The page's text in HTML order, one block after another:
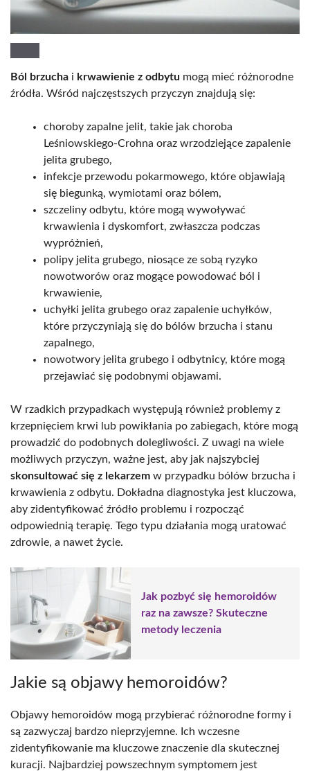
Ból brzucha i krwawienie z odbytu mogą mieć różnorodne
źródła. Wśród najczęstszych przyczyn znajdują się:
choroby zapalne jelit, takie jak choroba
Leśniowskiego-Crohna oraz wrzodziejące zapalenie
jelita grubego,
infekcje przewodu pokarmowego, które objawiają
się biegunką, wymiotami oraz bólem,
szczeliny odbytu, które mogą wywoływać
krwawienia i dyskomfort, zwłaszcza podczas
wypróżnień,
polipy jelita grubego, niosące ze sobą ryzyko
nowotworów oraz mogące powodować ból i
krwawienie,
uchyłki jelita grubego oraz zapalenie uchyłków,
które przyczyniają się do bólów brzucha i stanu
zapalnego,
nowotwory jelita grubego i odbytnicy, które mogą
przejawiać się podobnymi objawami.
W rzadkich przypadkach występują również problemy z
krzepnięciem krwi lub powikłania po zabiegach, które mogą
prowadzić do podobnych dolegliwości. Z uwagi na wiele
możliwych przyczyn, ważne jest, aby jak najszybciej
skonsultować się z lekarzem w przypadku bólów brzucha i
krwawienia z odbytu. Dokładna diagnostyka jest kluczowa,
aby zidentyfikować źródło problemu i rozpocząć
odpowiednią terapię. Tego typu działania mogą uratować
zdrowie, a nawet życie.
Jak pozbyć się hemoroidów
raz na zawsze? Skuteczne
metody leczenia
Jakie są objawy hemoroidów?
Objawy hemoroidów mogą przybierać różnorodne formy i
są zazwyczaj bardzo nieprzyjemne. Ich wczesne
zidentyfikowanie ma kluczowe znaczenie dla skutecznej
kuracji. Najbardziej powszechnym symptomem jest